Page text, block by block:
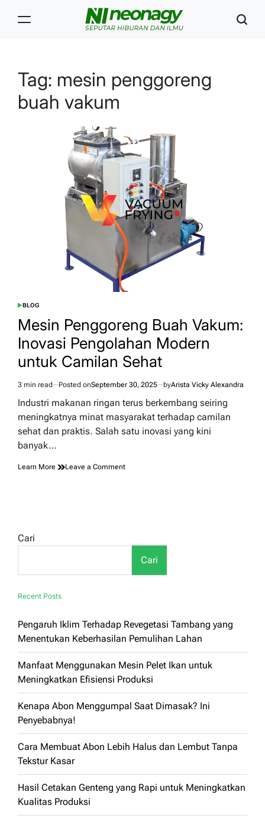
Tag: mesin penggoreng
buah vakum
POSTED
BLOG
Mesin Penggoreng Buah Vakum:
Inovasi Pengolahan Modern
untuk Camilan Sehat
Estimated
read
3 min read Posted onSeptember 30, 2025 byArista Vicky Alexandra
Industri makanan ringan terus berkembang seiring
meningkatnya minat masyarakat terhadap camilan
sehat dan praktis. Salah satu inovasi yang kini
banyak…
Learn More Leave a Commenton
Camilan
Sehat
Cari
Cari
Recent Posts
Pengaruh Iklim Terhadap Revegetasi Tambang yang
Menentukan Keberhasilan Pemulihan Lahan
Manfaat Menggunakan Mesin Pelet Ikan untuk
Meningkatkan Efisiensi Produksi
Kenapa Abon Menggumpal Saat Dimasak? Ini
Penyebabnya!
Cara Membuat Abon Lebih Halus dan Lembut Tanpa
Tekstur Kasar
Hasil Cetakan Genteng yang Rapi untuk Meningkatkan
Kualitas Produksi